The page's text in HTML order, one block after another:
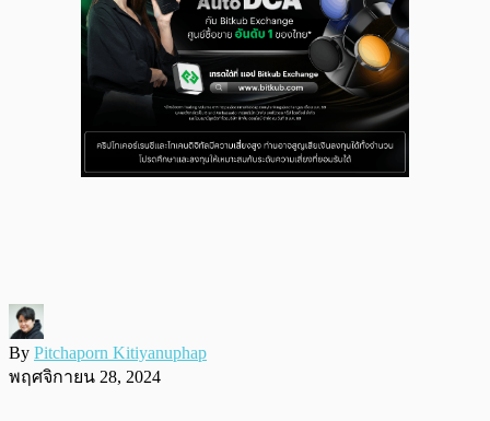
By Pitchaporn Kitiyanuphap
พฤศจิกายน 28, 2024